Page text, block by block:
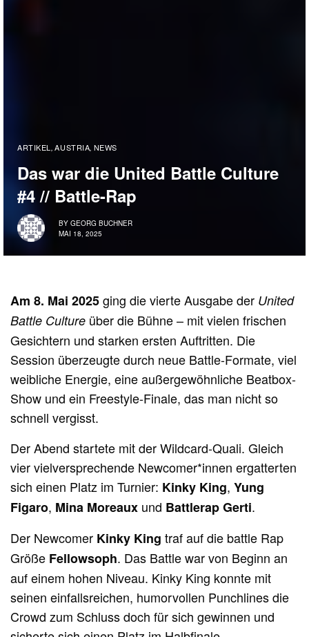
ARTIKEL, AUSTRIA, NEWS
Das war die United Battle Culture
#4 // Battle-Rap
BY GEORG BUCHNER
MAI 18, 2025
Am 8. Mai 2025ging die vierte Ausgabe der United
Battle Culture über die Bühne – mit vielen frischen
Gesichtern und starken ersten Auftritten. Die
Session überzeugte durch neue Battle-Formate, viel
weibliche Energie, eine außergewöhnliche Beatbox-
Show und ein Freestyle-Finale, das man nicht so
schnell vergisst.
Der Abend startete mit der Wildcard-Quali. Gleich
vier vielversprechende Newcomer*innen ergatterten
sich einen Platz im Turnier: Kinky King,Yung
Figaro, Mina Moreaux und Battlerap Gerti.
Der Newcomer Kinky King traf auf die battle Rap
Größe Fellowsoph. Das Battle war von Beginn an
auf einem hohen Niveau. Kinky King konnte mit
seinen einfallsreichen, humorvollen Punchlines die
Crowd zum Schluss doch für sich gewinnen und